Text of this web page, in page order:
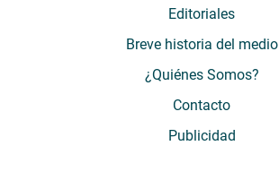
Editoriales
Breve historia del medio
¿Quiénes Somos?
Contacto
Publicidad